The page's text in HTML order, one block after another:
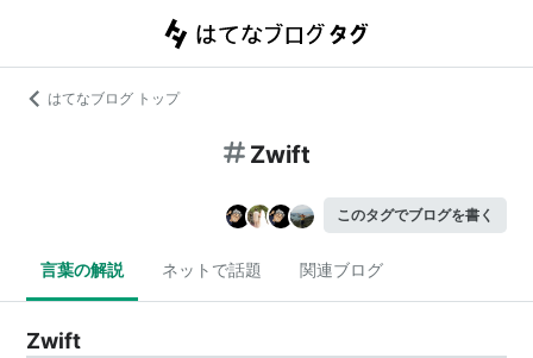
はてなブログ トップ
Zwift
このタグでブログを書く
言葉の解説 ネットで話題 関連ブログ
Zwift